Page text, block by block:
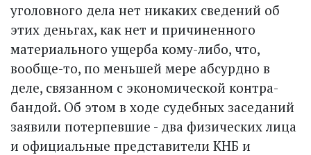
уголовного дела нет никаких сведений об
этих деньгах, как нет и причиненного
материального ущерба кому-либо, что,
вообще-то, по меньшей мере абсурдно в
деле, связанном с экономической контра­
бандой. Об этом в ходе судебных заседаний
заявили потерпевшие - два физических лица
и официальные представители КНБ и